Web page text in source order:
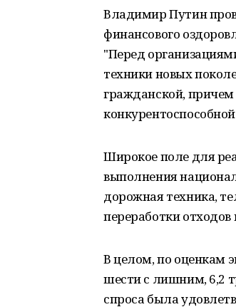
Владимир Путин
финансового
"Перед
техники новых
гражданской, причем
Широкое поле для
выполнения
дорожная техника,
переработки отходов
В целом, по оценкам
шести с лишним, 6,2
спроса была